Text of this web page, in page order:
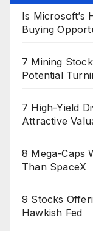
Is Microsoft’s
Buying
7 Mining
Potential
7 High-Yield
Attractive
8 Mega-Caps
Than SpaceX
9 Stocks
Hawkish Fed